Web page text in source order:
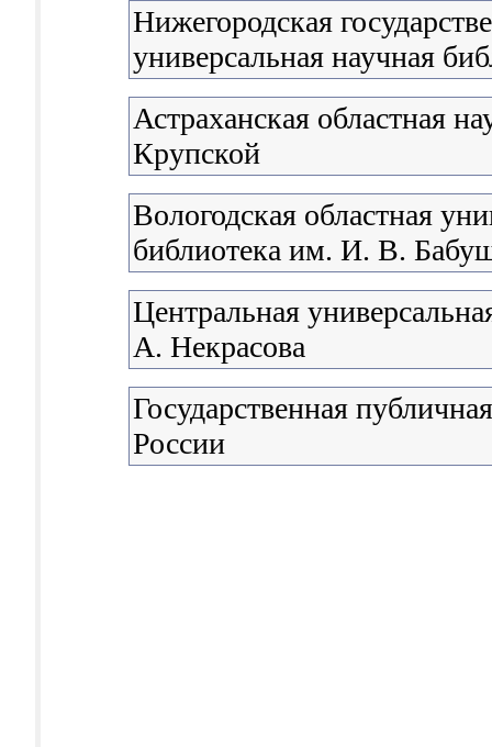
Нижегородская
универсальная научная
Астраханская областная
Крупской
Вологодская областная
библиотека им. И. В.
Центральная
А. Некрасова
Государственная
России